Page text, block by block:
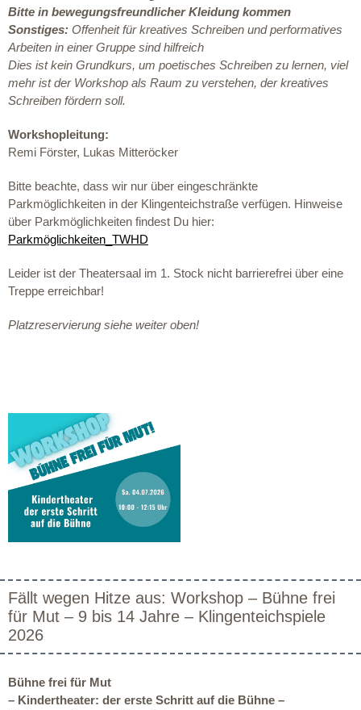
Bitte in bewegungsfreundlicher Kleidung kommen
Sonstiges: Offenheit für kreatives Schreiben und performatives
Arbeiten in einer Gruppe sind hilfreich
Dies ist kein Grundkurs, um poetisches Schreiben zu lernen, viel
mehr ist der Workshop als Raum zu verstehen, der kreatives
Schreiben fördern soll.
Workshopleitung:
Remi Förster, Lukas Mitteröcker
Bitte beachte, dass wir nur über eingeschränkte
Parkmöglichkeiten in der Klingenteichstraße verfügen. Hinweise
über Parkmöglichkeiten findest Du hier:
Parkmöglichkeiten_TWHD
Leider ist der Theatersaal im 1. Stock nicht barrierefrei über eine
Treppe erreichbar!
Platzreservierung siehe weiter oben!
Fällt wegen Hitze aus: Workshop – Bühne frei
für Mut – 9 bis 14 Jahre – Klingenteichspiele
2026
Bühne frei für Mut
– Kindertheater: der erste Schritt auf die Bühne –